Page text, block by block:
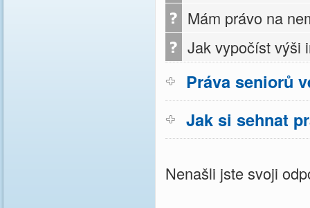
Mám právo na
Jak vypočíst výši
Práva seniorů
Jak si sehnat
Nenašli jste svoji